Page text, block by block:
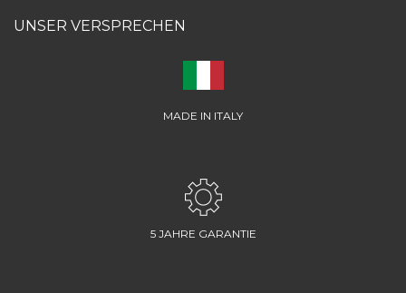
UNSER VERSPRECHEN
MADE IN ITALY
5 JAHRE GARANTIE